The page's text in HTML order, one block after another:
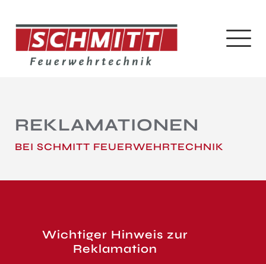
REKLAMATIONEN
BEI SCHMITT FEUERWEHRTECHNIK
Wichtiger Hinweis zur
Reklamation